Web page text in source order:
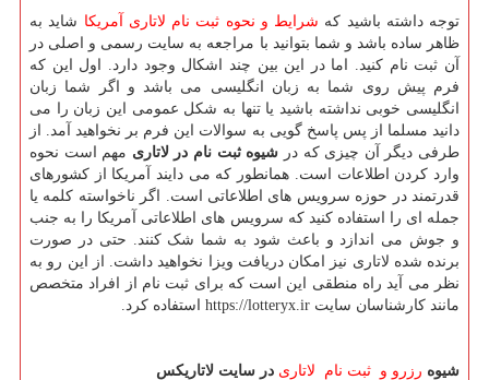
توجه داشته باشید که شرایط و نحوه ثبت نام لاتاری آمریکا شاید به
ظاهر ساده باشد و شما بتوانید با مراجعه به سایت رسمی و اصلی در
آن ثبت نام کنید. اما در این بین چند اشکال وجود دارد. اول این که
فرم پیش روی شما به زبان انگلیسی می باشد و اگر شما زبان
انگلیسی خوبی نداشته باشید یا تنها به شکل عمومی این زبان را می
دانید مسلما از پس پاسخ گویی به سوالات این فرم بر نخواهید آمد. از
طرفی دیگر آن چیزی که در شیوه ثبت نام در لاتاری مهم است نحوه
وارد کردن اطلاعات است. همانطور که می دایند آمریکا از کشورهای
قدرتمند در حوزه سرویس های اطلاعاتی است. اگر ناخواسته کلمه یا
جمله ای را استفاده کنید که سرویس های اطلاعاتی آمریکا را به جنب
و جوش می اندازد و باعث شود به شما شک کنند. حتی در صورت
برنده شده لاتاری نیز امکان دریافت ویزا نخواهید داشت. از این رو به
نظر می آید راه منطقی این است که برای ثبت نام از افراد متخصص
مانند کارشناسان سایت https://lotteryx.ir استفاده کرد.
شیوه رزرو و ثبت نام لاتاری در سایت لاتاریکس